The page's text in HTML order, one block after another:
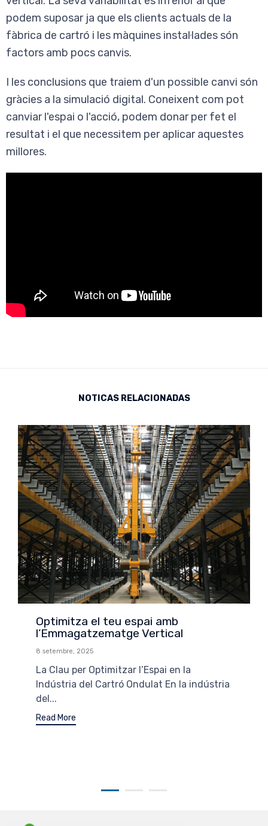
podem suposar ja que els clients actuals de la
fàbrica de cartró i les màquines instal·lades són
factors amb pocs canvis.
I les conclusions que traiem d'un possible canvi són
gràcies a la simulació digital. Coneixent com pot
canviar l'espai o l'acció, podem donar per fet el
resultat i el que necessitem per aplicar aquestes
millores.
NOTICAS RELACIONADAS
Optimitza el teu espai amb
l’Emmagatzematge Vertical
8 setembre, 2025
La Clau per Optimitzar l’Espai en la
Indústria del Cartró Ondulat En la indústria
del...
Read More